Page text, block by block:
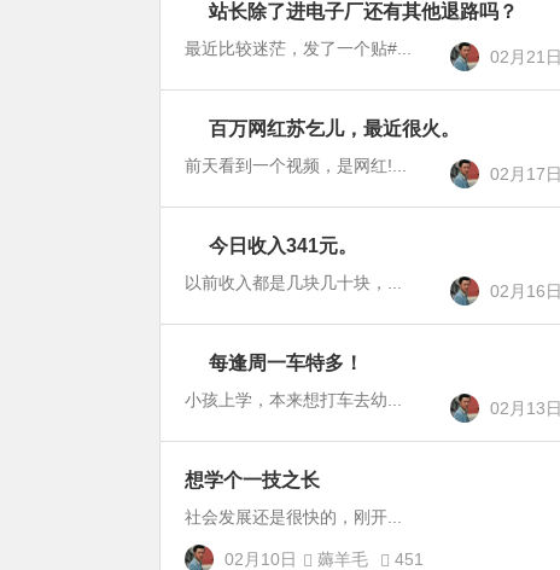
录
站
长
录
站长除了进电子厂还有其他退路吗？
最近比较迷茫，发了一个贴#... 02月21日
长
录
百万网红苏乞儿，最近很火。
前天看到一个视频，是网红!... 02月17日
新
闻
今日收入341元。
以前收入都是几块几十块，... 02月16日
站
长
录
每逢周一车特多！
小孩上学，本来想打车去幼... 02月13日
想学个一技之长
社会发展还是很快的，刚开...
02月10日 薅羊毛 451